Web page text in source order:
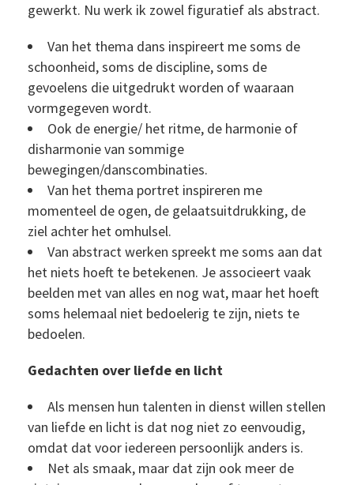
gewerkt. Nu werk ik zowel figuratief als abstract.
Van het thema dans inspireert me soms de
schoonheid, soms de discipline, soms de
gevoelens die uitgedrukt worden of waaraan
vormgegeven wordt.
Ook de energie/ het ritme, de harmonie of
disharmonie van sommige
bewegingen/danscombinaties.
Van het thema portret inspireren me
momenteel de ogen, de gelaatsuitdrukking, de
ziel achter het omhulsel.
Van abstract werken spreekt me soms aan dat
het niets hoeft te betekenen. Je associeert vaak
beelden met van alles en nog wat, maar het hoeft
soms helemaal niet bedoelerig te zijn, niets te
bedoelen.
Gedachten over liefde en licht
Als mensen hun talenten in dienst willen stellen
van liefde en licht is dat nog niet zo eenvoudig,
omdat dat voor iedereen persoonlijk anders is.
Net als smaak, maar dat zijn ook meer de